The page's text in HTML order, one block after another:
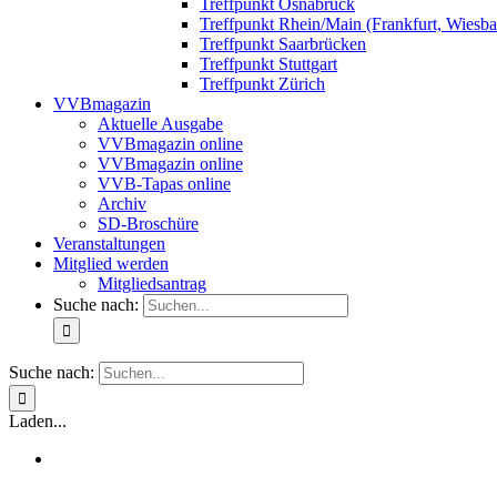
Treffpunkt Osnabrück
Treffpunkt Rhein/Main (Frankfurt,
Treffpunkt Saarbrücken
Treffpunkt Stuttgart
Treffpunkt Zürich
VVBmagazin
Aktuelle Ausgabe
VVBmagazin online
VVBmagazin online
VVB-Tapas online
Archiv
SD-Broschüre
Veranstaltungen
Mitglied werden
Mitgliedsantrag
Suche nach:
Suche nach:
Laden...